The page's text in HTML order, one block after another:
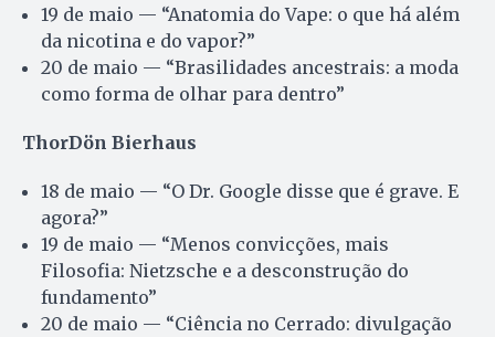
19 de maio — “Anatomia do Vape: o que há além
da nicotina e do vapor?”
20 de maio — “Brasilidades ancestrais: a moda
como forma de olhar para dentro”
ThorDön Bierhaus
18 de maio — “O Dr. Google disse que é grave. E
agora?”
19 de maio — “Menos convicções, mais
Filosofia: Nietzsche e a desconstrução do
fundamento”
20 de maio — “Ciência no Cerrado: divulgação